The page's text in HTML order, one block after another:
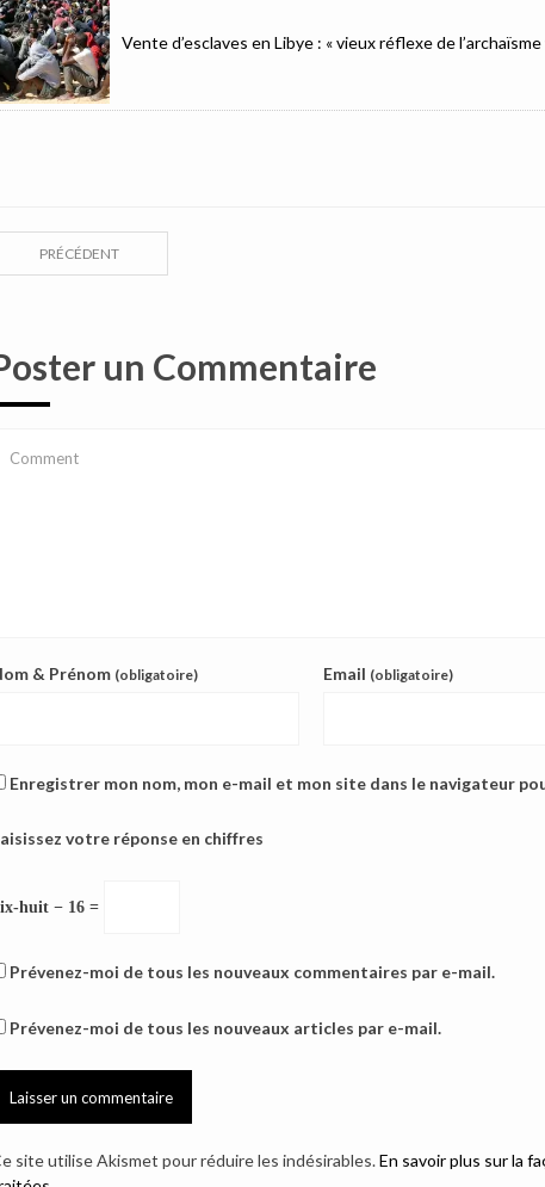
Vente d’esclaves en Libye : « vieux réflexe de
PRÉCÉDENT
un Commentaire
& Prénom (obligatoire) Email (obligatoire)
Enregistrer mon nom, mon e-mail et mon site dans le navigateur
votre réponse en chiffres
huit − 16 =
Prévenez-moi de tous les nouveaux commentaires par e-mail.
Prévenez-moi de tous les nouveaux articles par e-mail.
site utilise Akismet pour réduire les indésirables.En savoir plus sur la